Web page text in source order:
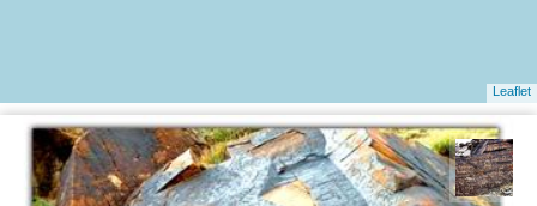
Leaflet
محمد ناصری فرد